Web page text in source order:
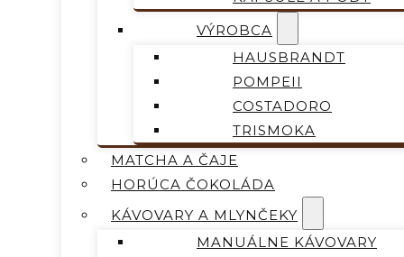
VÝROBCA
HAUSBRANDT
POMPEII
COSTADORO
TRISMOKA
MATCHA A ČAJE
HORÚCA ČOKOLÁDA
KÁVOVARY A MLYNČEKY
MANUÁLNE KÁVOVARY